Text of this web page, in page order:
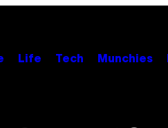
Life Tech Munchies